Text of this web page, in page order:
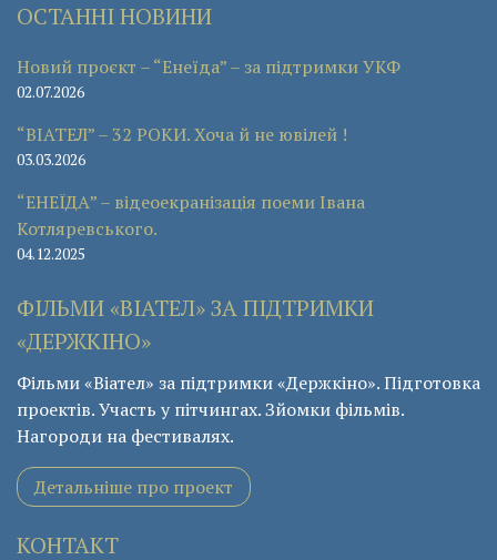
ОСТАННІ НОВИНИ
Новий проєкт – “Енеїда” – за підтримки УКФ
02.07.2026
“ВІАТЕЛ” – 32 РОКИ. Хоча й не ювілей !
03.03.2026
“ЕНЕЇДА” – відеоекранізація поеми Івана
Котляревського.
04.12.2025
ФІЛЬМИ «ВІАТЕЛ» ЗА ПІДТРИМКИ
«ДЕРЖКІНО»
Фільми «Віател» за підтримки «Держкіно». Підготовка
проектів. Участь у пітчингах. Зйомки фільмів.
Нагороди на фестивалях.
Детальніше про проект
КОНТАКТ